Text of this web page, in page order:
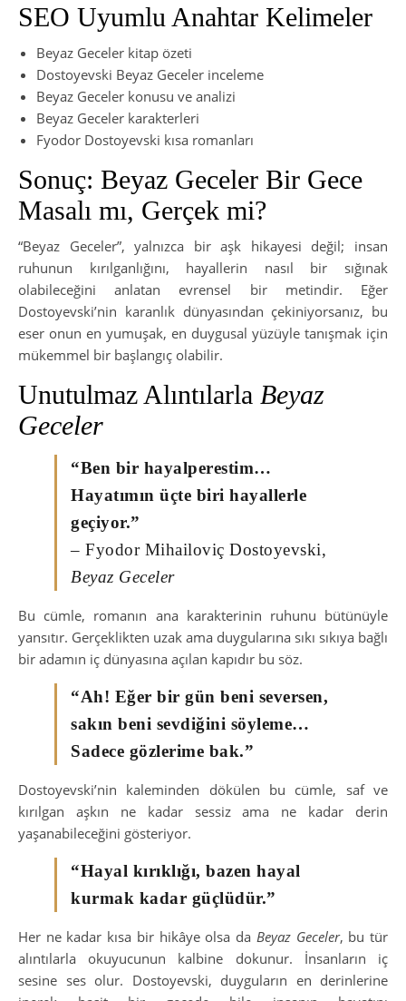
SEO Uyumlu Anahtar Kelimeler
Beyaz Geceler kitap özeti
Dostoyevski Beyaz Geceler inceleme
Beyaz Geceler konusu ve analizi
Beyaz Geceler karakterleri
Fyodor Dostoyevski kısa romanları
Sonuç: Beyaz Geceler Bir Gece
Masalı mı, Gerçek mi?
“Beyaz Geceler”, yalnızca bir aşk hikayesi değil; insan
ruhunun kırılganlığını, hayallerin nasıl bir sığınak
olabileceğini anlatan evrensel bir metindir. Eğer
Dostoyevski’nin karanlık dünyasından çekiniyorsanız, bu
eser onun en yumuşak, en duygusal yüzüyle tanışmak için
mükemmel bir başlangıç olabilir.
Unutulmaz Alıntılarla Beyaz
Geceler
“Ben bir hayalperestim…
Hayatımın üçte biri hayallerle
geçiyor.”
– Fyodor Mihailoviç Dostoyevski,
Beyaz Geceler
Bu cümle, romanın ana karakterinin ruhunu bütünüyle
yansıtır. Gerçeklikten uzak ama duygularına sıkı sıkıya bağlı
bir adamın iç dünyasına açılan kapıdır bu söz.
“Ah! Eğer bir gün beni seversen,
sakın beni sevdiğini söyleme…
Sadece gözlerime bak.”
Dostoyevski’nin kaleminden dökülen bu cümle, saf ve
kırılgan aşkın ne kadar sessiz ama ne kadar derin
yaşanabileceğini gösteriyor.
“Hayal kırıklığı, bazen hayal
kurmak kadar güçlüdür.”
Her ne kadar kısa bir hikâye olsa da Beyaz Geceler, bu tür
alıntılarla okuyucunun kalbine dokunur. İnsanların iç
sesine ses olur. Dostoyevski, duyguların en derinlerine